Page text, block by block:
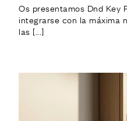
Os presentamos Dnd Key
integrarse con la máxima
las [...]